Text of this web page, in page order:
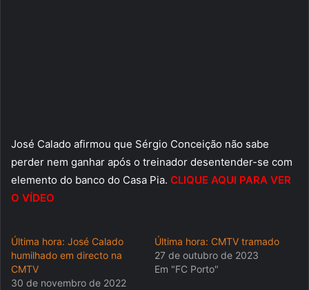
José Calado afirmou que Sérgio Conceição não sabe
perder nem ganhar após o treinador desentender-se com
elemento do banco do Casa Pia. CLIQUE AQUI PARA VER
O VÍDEO
Última hora: José Calado
humilhado em directo na
CMTV
30 de novembro de 2022
Última hora: CMTV tramado
27 de outubro de 2023
Em "FC Porto"